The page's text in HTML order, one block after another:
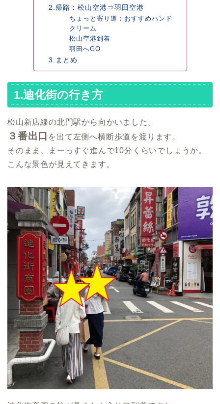
2.帰路：松山空港⇒羽田空港
ちょっと寄り道：おすすめハンド
クリーム
松山空港到着
羽田へGO
3.まとめ
1.迪化街の行き方
松山新店線の北門駅から向かいました。
３番出口 を出て左側へ横断歩道を渡ります。
そのまま、まーっすぐ進んで10分くらいでしょうか。
こんな景色が見えてきます。